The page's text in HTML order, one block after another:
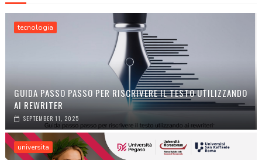
tecnologia
GUIDA PASSO PASSO PER RISCRIVERE IL TESTO UTILIZZANDO
AI REWRITER
SEPTEMBER 11, 2025
universita